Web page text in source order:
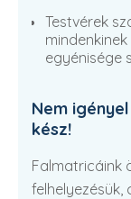
Testvérek
egyénisége
Nem
kész!
Falmatricáink
felhelyezésük,